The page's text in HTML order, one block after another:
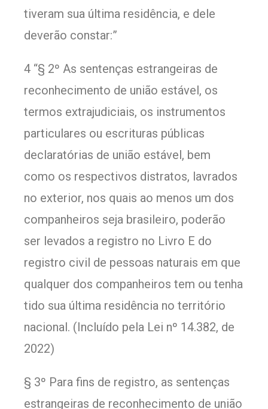
tiveram sua última residência, e dele
deverão constar:”
4 “§ 2º As sentenças estrangeiras de
reconhecimento de união estável, os
termos extrajudiciais, os instrumentos
particulares ou escrituras públicas
declaratórias de união estável, bem
como os respectivos distratos, lavrados
no exterior, nos quais ao menos um dos
companheiros seja brasileiro, poderão
ser levados a registro no Livro E do
registro civil de pessoas naturais em que
qualquer dos companheiros tem ou tenha
tido sua última residência no território
nacional. (Incluído pela Lei nº 14.382, de
2022)
§ 3º Para fins de registro, as sentenças
estrangeiras de reconhecimento de união